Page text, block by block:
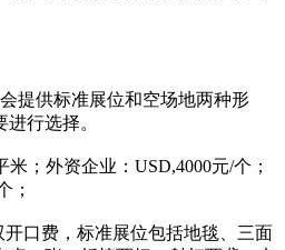
供标准展位和空场地两种形
行选择。
；外资企业：USD,4000元/个；
；
口费，标准展位包括地毯、三面